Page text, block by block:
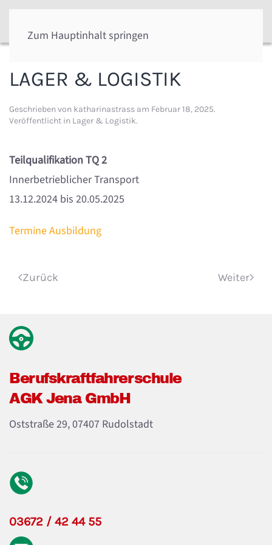
Zum Hauptinhalt springen
LAGER & LOGISTIK
Geschrieben von katharinastrass am Februar 18, 2025.
Veröffentlicht in Lager & Logistik.
Teilqualifikation TQ 2
Innerbetrieblicher Transport
13.12.2024 bis 20.05.2025
Termine Ausbildung
Zurück Weiter
Berufskraft­fahrerschule
AGK Jena GmbH
Oststraße 29, 07407 Rudolstadt
03672 / 42 44 55